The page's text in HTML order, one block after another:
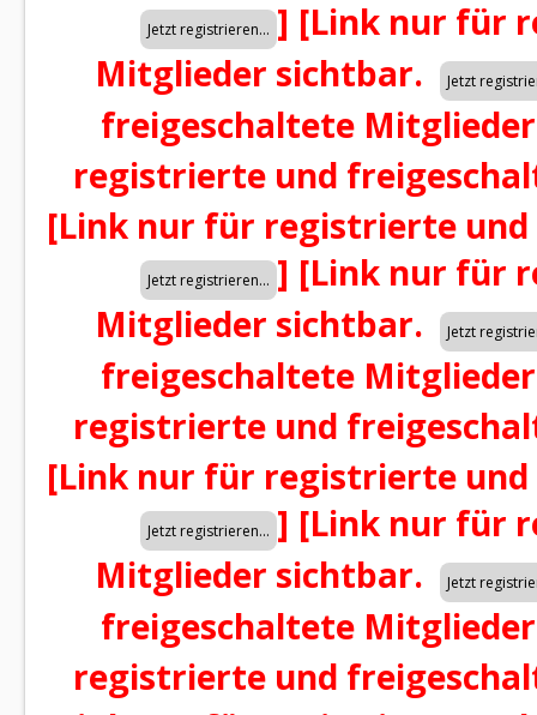
] [Link nur für
Mitglieder sichtbar.
freigeschaltete
registrierte und
[Link nur für registrierte
] [Link nur für
Mitglieder sichtbar.
freigeschaltete
registrierte und
[Link nur für registrierte
] [Link nur für
Mitglieder sichtbar.
freigeschaltete
registrierte und